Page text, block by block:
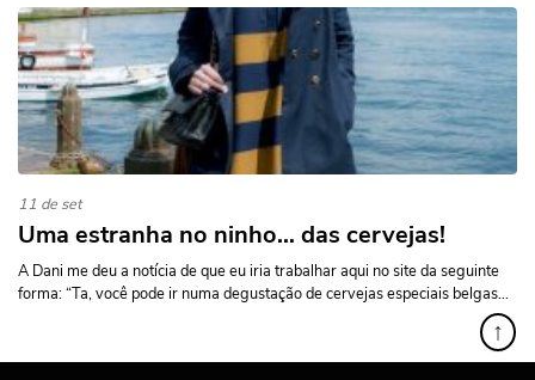
11 de set
Uma estranha no ninho… das cervejas!
A Dani me deu a notícia de que eu iria trabalhar aqui no site da seguinte
forma: “Ta, você pode ir numa degustação de cervejas especiais belgas...
↑